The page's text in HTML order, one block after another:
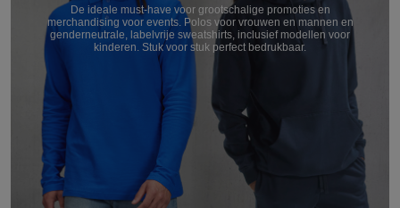
De ideale must-have voor grootschalige promoties en
merchandising voor events. Polos voor vrouwen en mannen en
genderneutrale, labelvrije sweatshirts, inclusief modellen voor
kinderen. Stuk voor stuk perfect bedrukbaar.